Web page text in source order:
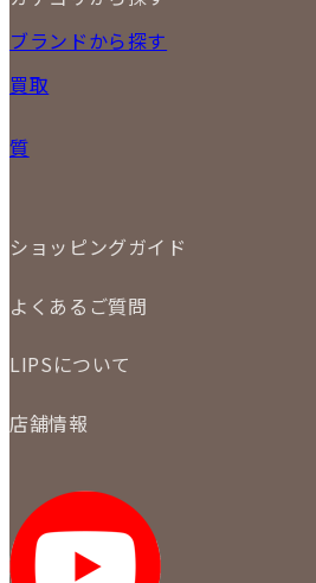
2026
17
18
NEW ITEM
時計
小物
ジュエリー
ブランドから探す
買取
店頭買取
LINE査定
買取実績
質
ショッピングガイド
商品について
お支払いについて
よくあるご質問
商品について
質について
返品について
LIPSについて
各事業部の紹介
STAFF BLOG
SNS
店舗情報
LIPS 新宿店
LIPS 札幌パルコ店
LIPS 札幌白石店
LIPS 通信販売事業部